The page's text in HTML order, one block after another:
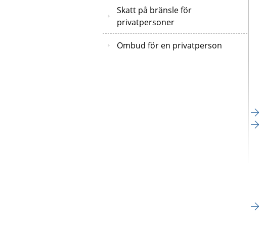
Skatt på bränsle för
privatpersoner
Ombud för en privatperson